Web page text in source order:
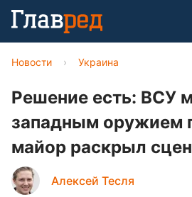
Новости › Украина
Решение есть: ВСУ
западным оружием
майор раскрыл
Алексей Тесля